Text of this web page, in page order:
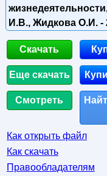
И.В., Жидкова О.И. -
Скачать
Еще скачать
Смотреть
Как открыть файл
Как скачать
Правообладателям